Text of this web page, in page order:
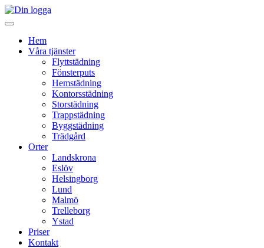
Hem
Våra tjänster
Flyttstädning
Fönsterputs
Hemstädning
Kontorsstädning
Storstädning
Trappstädning
Byggstädning
Trädgård
Orter
Landskrona
Eslöv
Helsingborg
Lund
Malmö
Trelleborg
Ystad
Priser
Kontakt